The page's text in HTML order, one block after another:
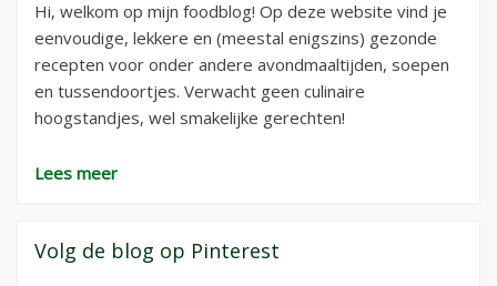
Hi, welkom op mijn foodblog! Op deze website vind je
eenvoudige, lekkere en (meestal enigszins) gezonde
recepten voor onder andere avondmaaltijden, soepen
en tussendoortjes. Verwacht geen culinaire
hoogstandjes, wel smakelijke gerechten!
Lees meer
Volg de blog op Pinterest